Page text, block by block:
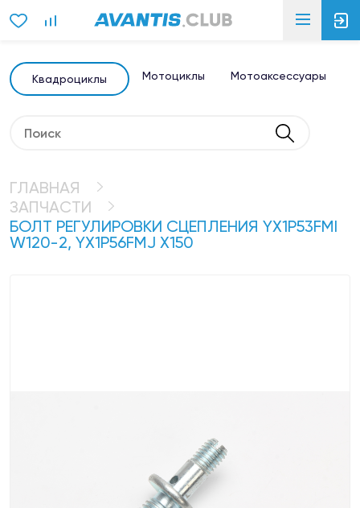
Квадроциклы Мотоциклы Мотоаксессуары
ГЛАВНАЯ
ЗАПЧАСТИ
БОЛТ РЕГУЛИРОВКИ СЦЕПЛЕНИЯ YX1P53FMI
W120-2, YX1P56FMJ X150